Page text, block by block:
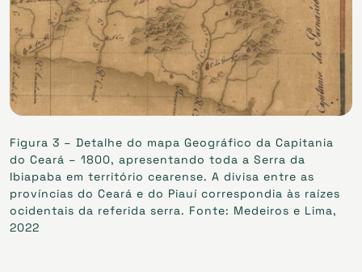
Figura 3 – Detalhe do mapa Geográfico da Capitania
do Ceará – 1800, apresentando toda a Serra da
Ibiapaba em território cearense. A divisa entre as
províncias do Ceará e do Piauí correspondia às raízes
ocidentais da referida serra. Fonte: Medeiros e Lima,
2022